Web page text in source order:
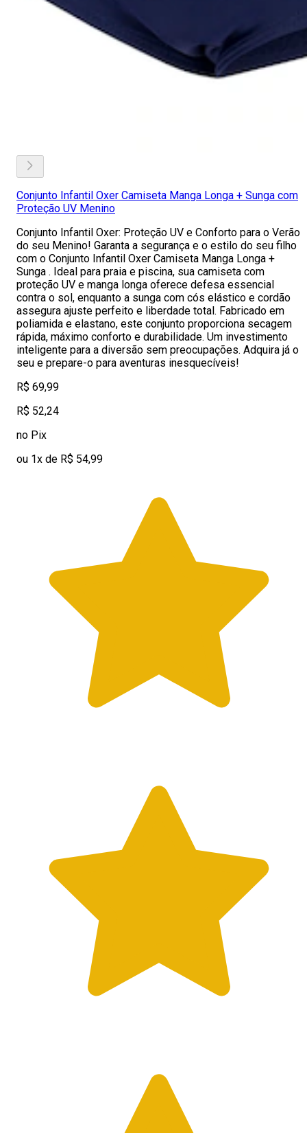
Conjunto Infantil Oxer Camiseta Manga Longa + Sunga com
Proteção UV Menino
Conjunto Infantil Oxer: Proteção UV e Conforto para o Verão
do seu Menino! Garanta a segurança e o estilo do seu filho
com o Conjunto Infantil Oxer Camiseta Manga Longa +
Sunga . Ideal para praia e piscina, sua camiseta com
proteção UV e manga longa oferece defesa essencial
contra o sol, enquanto a sunga com cós elástico e cordão
assegura ajuste perfeito e liberdade total. Fabricado em
poliamida e elastano, este conjunto proporciona secagem
rápida, máximo conforto e durabilidade. Um investimento
inteligente para a diversão sem preocupações. Adquira já o
seu e prepare-o para aventuras inesquecíveis!
R$ 69,99
R$ 52,24
no Pix
ou 1x de R$ 54,99